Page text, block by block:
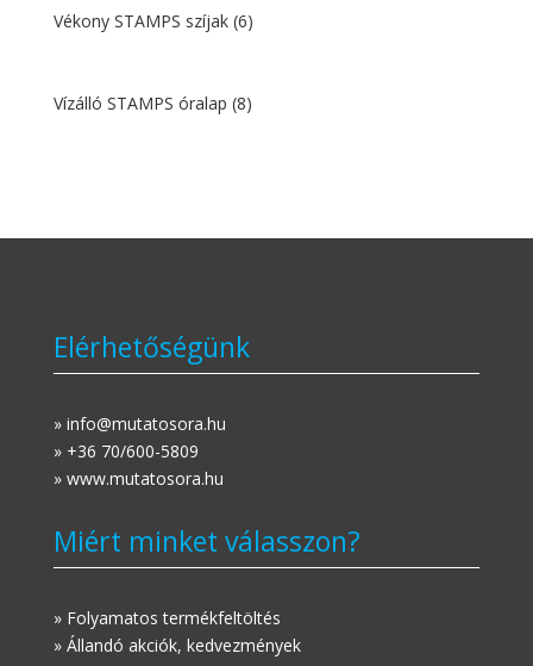
Vékony STAMPS szíjak (6)
Vízálló STAMPS óralap (8)
Elérhetőségünk
» info@mutatosora.hu
» +36 70/600-5809
» www.mutatosora.hu
Miért minket válasszon?
» Folyamatos termékfeltöltés
» Állandó akciók, kedvezmények